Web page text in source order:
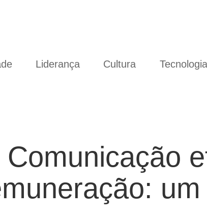
Liderança Cultura Tecnologia
Comunicação